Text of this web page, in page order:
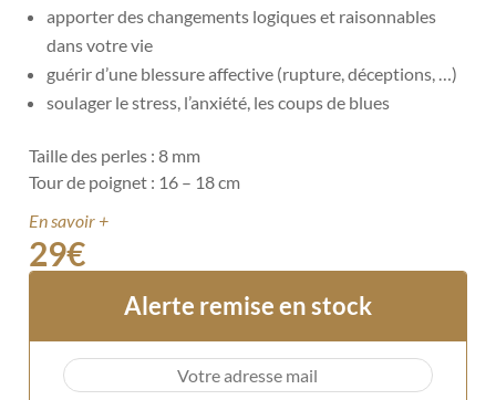
apporter des changements logiques et raisonnables
dans votre vie
guérir d’une blessure affective (rupture, déceptions, …)
soulager le stress, l’anxiété, les coups de blues
Taille des perles : 8 mm
Tour de poignet : 16 – 18 cm
En savoir +
29€
Alerte remise en stock